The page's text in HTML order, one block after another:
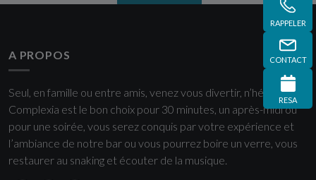
RAPPELER
CONTACT
RESA
A PROPOS
Seul, en famille ou entre amis, venez vous divertir, n’hésitez plus
Complexia est le bon choix pour 30 minutes, un après-midi ou
pour une soirée, vous serez conquis par votre expérience et
l’ambiance de notre bar ou vous pourrez boire un verre, vous
restaurer au snaking et écouter de la musique.